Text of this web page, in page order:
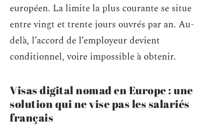
européen. La limite la plus courante se situe
entre vingt et trente jours ouvrés par an. Au-
delà, l’accord de l’employeur devient
conditionnel, voire impossible à obtenir.
Visas digital nomad en Europe : une
solution qui ne vise pas les salariés
français